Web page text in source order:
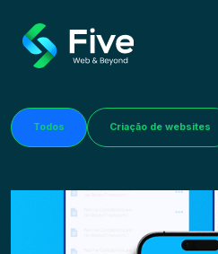
Todos Criação de websites